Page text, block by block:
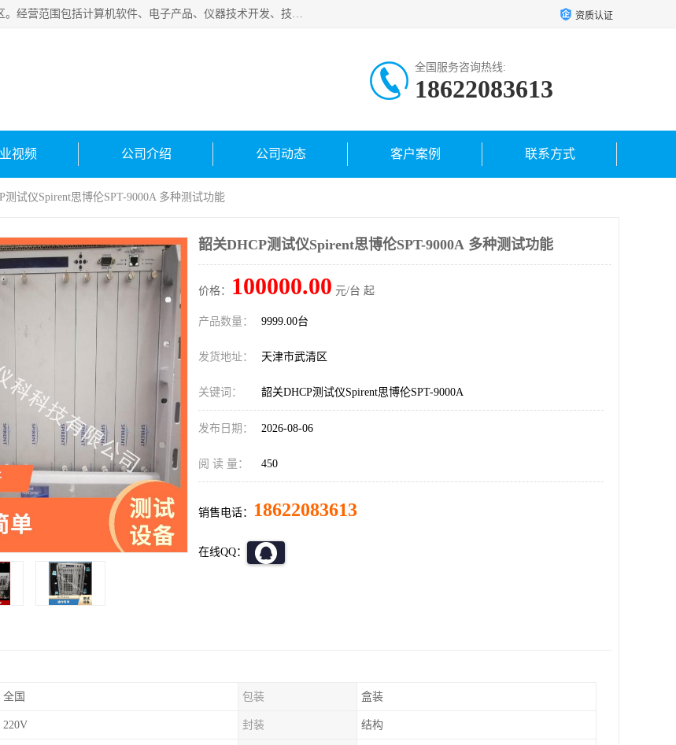
天津市信仪科科技有限公司成立于2013年，注册地位于天津市西青区。经营范围包括计算机软件、电子产品、仪器技术开发、技术转让、技术咨询、技术服务、网络工程、电子监控工程安装等；主要产品有：网络流量测试仪、Ixia XM2、XM12、XGS2、XGS12、400T、1600T、X16网络协议分析仪，Agilent N2X 等等各种型号，欢迎来电咨询。 资质认证
全国服务咨询热线:
18622083613
视频 公司介绍 公司动态 客户案例 联系方式
试仪Spirent思博伦SPT-9000A 多种测试功能
韶关DHCP测试仪Spirent思博伦SPT-9000A 多种测试功能
价格： 100000.00 元/台 起
产品数量： 9999.00台
发货地址： 天津市武清区
关键词： 韶关DHCP测试仪Spirent思博伦SPT-9000A
发布日期： 2026-08-06
阅 读 量： 450
销售电话： 18622083613
在线QQ：
全国 包装 盒装
220V 封装 结构